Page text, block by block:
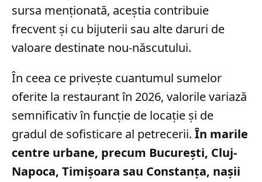
sursa menționată, aceștia contribuie
frecvent și cu bijuterii sau alte daruri de
valoare destinate nou-născutului.
În ceea ce privește cuantumul sumelor
oferite la restaurant în 2026, valorile variază
semnificativ în funcție de locație și de
gradul de sofisticare al petrecerii.În marile
centre urbane, precum București, Cluj-
Napoca, Timișoara sau Constanța, nașii